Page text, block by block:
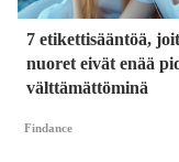
7 etikettisääntöä,
nuoret eivät enää
välttämättöminä
Findance